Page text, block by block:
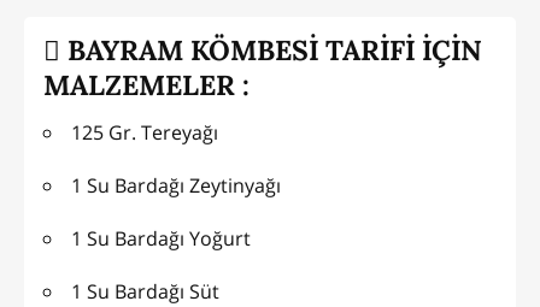
BAYRAM KÖMBESİ TARİFİ İÇİN
MALZEMELER :
125 Gr. Tereyağı
1 Su Bardağı Zeytinyağı
1 Su Bardağı Yoğurt
1 Su Bardağı Süt